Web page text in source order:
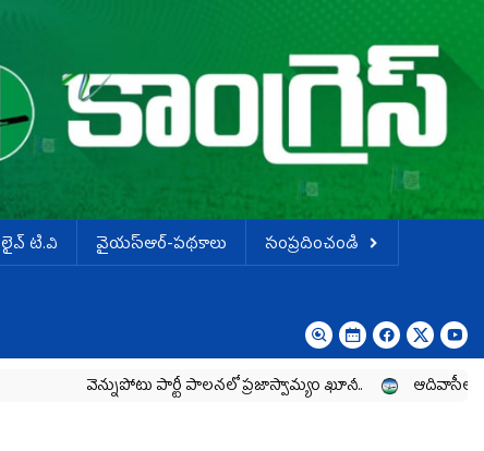
లైవ్ టి.వి వైయస్ఆర్-పథకాలు
సంప్రదించండి
వెన్నుపోటు పార్టీ పాలనలో ప్రజాస్వామ్యం ఖూనీ.. ఆదివాసీల పోరాటానికి